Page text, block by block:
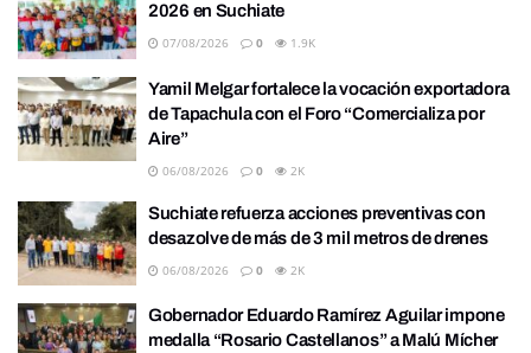
2026 en Suchiate
07/08/2026 0 1.9K
Yamil Melgar fortalece la vocación exportadora
de Tapachula con el Foro “Comercializa por
Aire”
06/08/2026 0 2K
Suchiate refuerza acciones preventivas con
desazolve de más de 3 mil metros de drenes
06/08/2026 0 2K
Gobernador Eduardo Ramírez Aguilar impone
medalla “Rosario Castellanos” a Malú Mícher